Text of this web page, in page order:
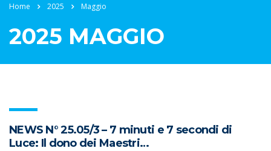
Home 2025 Maggio
2025 MAGGIO
NEWS N° 25.05/3 – 7 minuti e 7 secondi di
Luce: Il dono dei Maestri…